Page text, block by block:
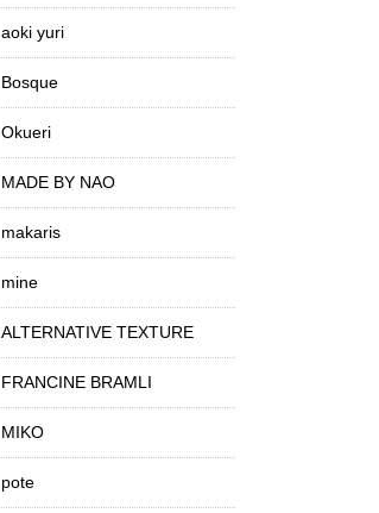
aoki yuri
Bosque
Okueri
MADE BY NAO
makaris
mine
ALTERNATIVE TEXTURE
FRANCINE BRAMLI
MIKO
pote